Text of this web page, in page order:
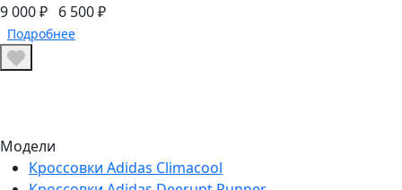
9 000 ₽ 6 500 ₽
Подробнее
Модели
Кроссовки Adidas Climacool